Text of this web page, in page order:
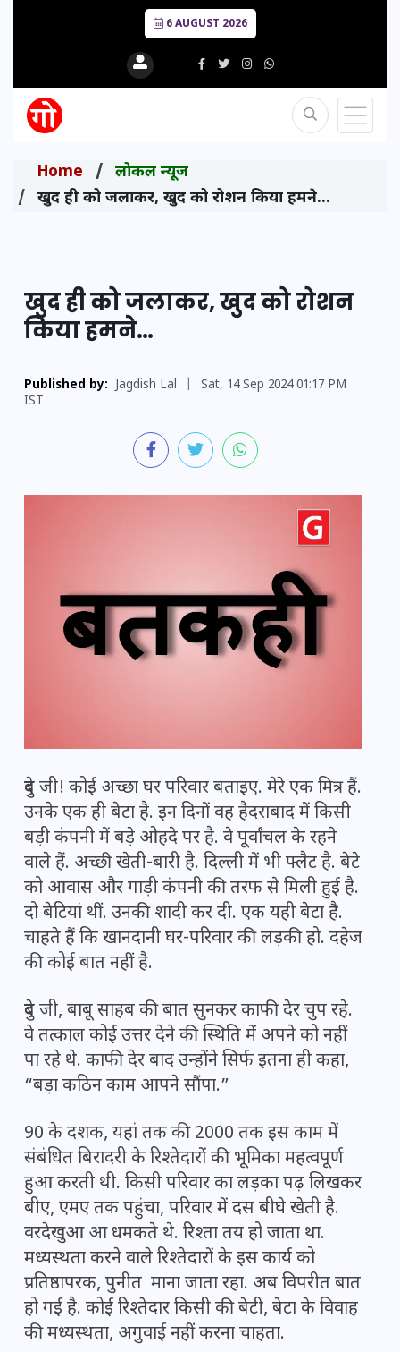
6 AUGUST 2026
Home
लोकल न्यूज
खुद ही को जलाकर, खुद को रोशन किया हमने…
खुद ही को जलाकर, खुद को रोशन
किया हमने…
Published by: Jagdish Lal
Sat, 14 Sep 2024 01:17 PM
IST
दुबे जी! कोई अच्छा घर परिवार बताइए. मेरे एक मित्र हैं.
उनके एक ही बेटा है. इन दिनों वह हैदराबाद में किसी
बड़ी कंपनी में बड़े ओहदे पर है. वे पूर्वांचल के रहने
वाले हैं. अच्छी खेती-बारी है. दिल्ली में भी फ्लैट है. बेटे
को आवास और गाड़ी कंपनी की तरफ से मिली हुई है.
दो बेटियां थीं. उनकी शादी कर दी. एक यही बेटा है.
चाहते हैं कि खानदानी घर-परिवार की लड़की हो. दहेज
की कोई बात नहीं है.
दुबे जी, बाबू साहब की बात सुनकर काफी देर चुप रहे.
वे तत्काल कोई उत्तर देने की स्थिति में अपने को नहीं
पा रहे थे. काफी देर बाद उन्होंने सिर्फ इतना ही कहा,
“बड़ा कठिन काम आपने सौंपा.”
90 के दशक, यहां तक की 2000 तक इस काम में
संबंधित बिरादरी के रिश्तेदारों की भूमिका महत्वपूर्ण
हुआ करती थी. किसी परिवार का लड़का पढ़ लिखकर
बीए, एमए तक पहुंचा, परिवार में दस बीघे खेती है.
वरदेखुआ आ धमकते थे. रिश्ता तय हो जाता था.
मध्यस्थता करने वाले रिश्तेदारों के इस कार्य को
प्रतिष्ठापरक, पुनीत माना जाता रहा. अब विपरीत बात
हो गई है. कोई रिश्तेदार किसी की बेटी, बेटा के विवाह
की मध्यस्थता, अगुवाई नहीं करना चाहता.